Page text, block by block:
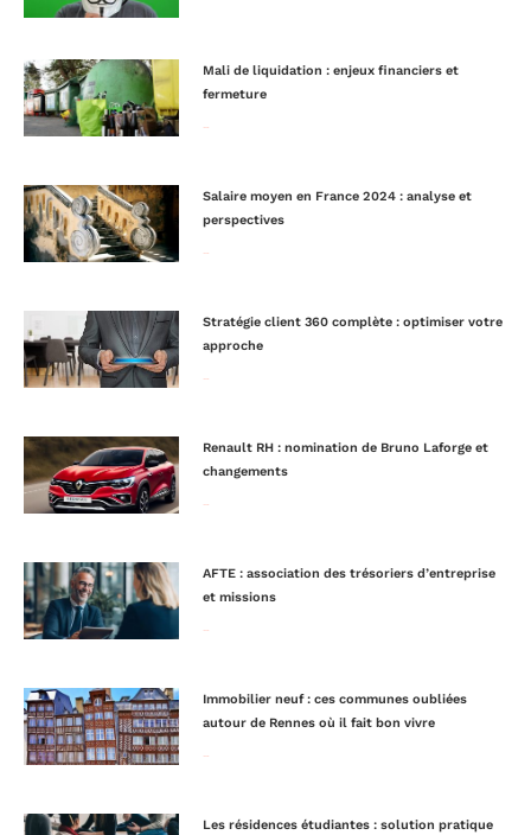
Mali de liquidation : enjeux financiers et
fermeture
Salaire moyen en France 2024 : analyse et
perspectives
Stratégie client 360 complète : optimiser votre
approche
Renault RH : nomination de Bruno Laforge et
changements
AFTE : association des trésoriers d’entreprise
et missions
Immobilier neuf : ces communes oubliées
autour de Rennes où il fait bon vivre
Les résidences étudiantes : solution pratique